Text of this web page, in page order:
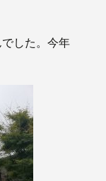
した。今年